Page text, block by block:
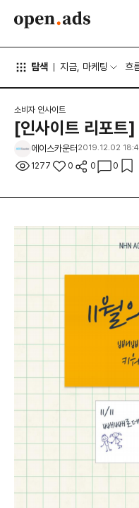
탐색 지금, 마케팅 흐
소비자 인사이트
[인사이트 리포
에이스카운터 2019.12.02
1277 0 0 0